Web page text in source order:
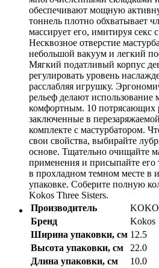
обеспечивают мощную
тоннель плотно обхватывает
массирует его, имитируя секс
Несквозное отверстие
небольшой вакуум и легкий
Мягкий податливый корпус
регулировать уровень
расслабляя игрушку.
рельеф делают использование
комфортным. 10 потрясающих
заключенные в
комплекте с мастурбатором.
свои свойства, выбирайте
основе. Тщательно очищайте
применения и присыпайте его
в прохладном темном месте в
упаковке. Соберите полную
Kokos Three Sisters.
Производитель
Бренд
Kokos
Ширина упаковки, см 12.5
Высота упаковки, см
22.0
Длина упаковки, см
10.0